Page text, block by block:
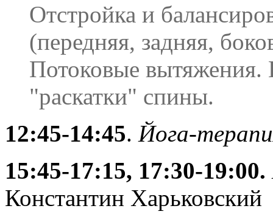
Отстройка и
(передняя, задняя,
Потоковые
"раскатки" спины.
12:45-14:45. Йога-
15:45-17:15, 17:30-19:00.
Константин Харьковский